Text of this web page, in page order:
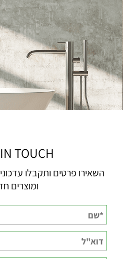
TOUCH
השאירו פרטים ותקבלו
ומוצרים